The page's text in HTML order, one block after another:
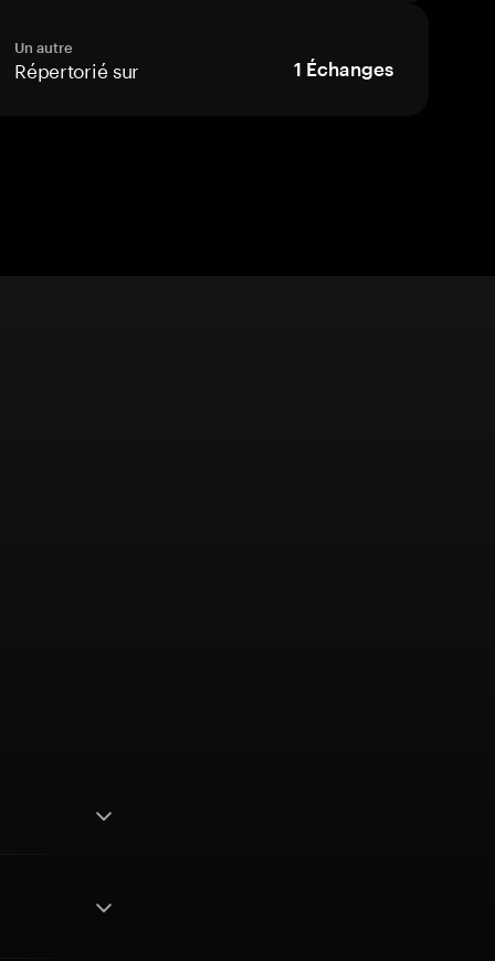
Un autre
Répertorié sur 1 Échanges